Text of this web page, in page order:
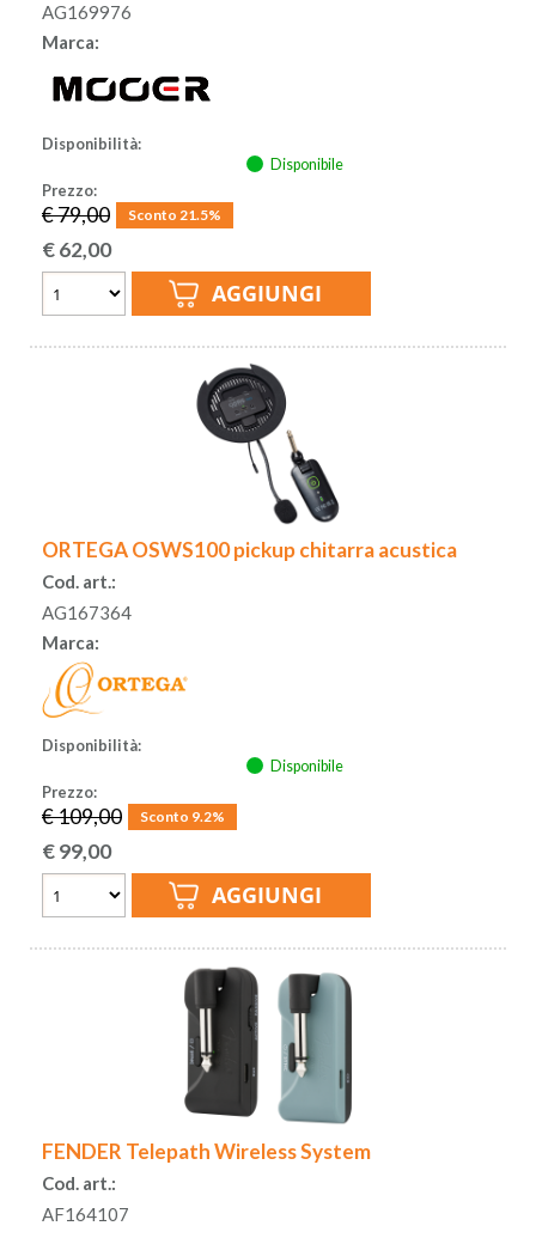
AG169976
Marca:
Disponibilità:
Disponibile
Prezzo:
€ 79,00 Sconto 21.5%
€62,00
ORTEGA OSWS100 pickup chitarra acustica
Cod. art.:
AG167364
Marca:
Disponibilità:
Disponibile
Prezzo:
€ 109,00 Sconto 9.2%
€99,00
FENDER Telepath Wireless System
Cod. art.:
AF164107